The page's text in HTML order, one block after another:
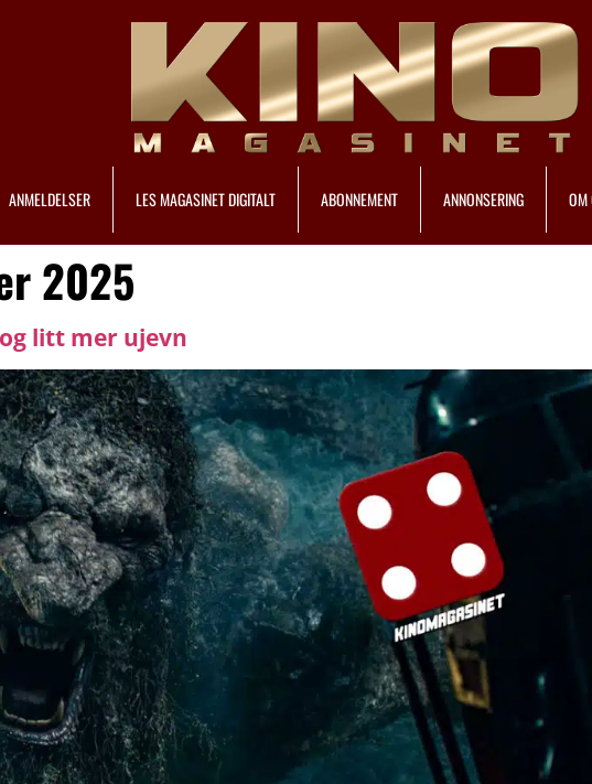
ANMELDELSER LES MAGASINET DIGITALT ABONNEMENT ANNONSERING OM
2025
litt mer ujevn